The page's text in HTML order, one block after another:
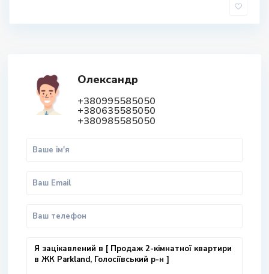
Олександр
+380995585050
+380635585050
+380985585050